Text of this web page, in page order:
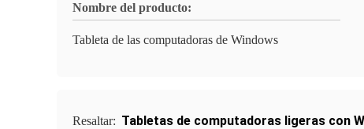
Nombre del producto:
Tableta de las computadoras de Windows
Resaltar: Tabletas de computadoras ligeras con